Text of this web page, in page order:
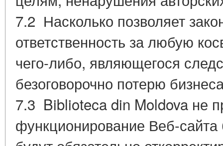
7.2 Насколько позволяет
ответственность за любую
чего-либо, являющегося
безоговорочно потерю
7.3 Biblioteca din Moldova не
функционирование Веб-